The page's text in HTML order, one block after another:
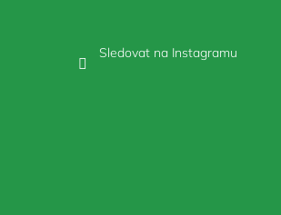
Sledovat na Instagramu